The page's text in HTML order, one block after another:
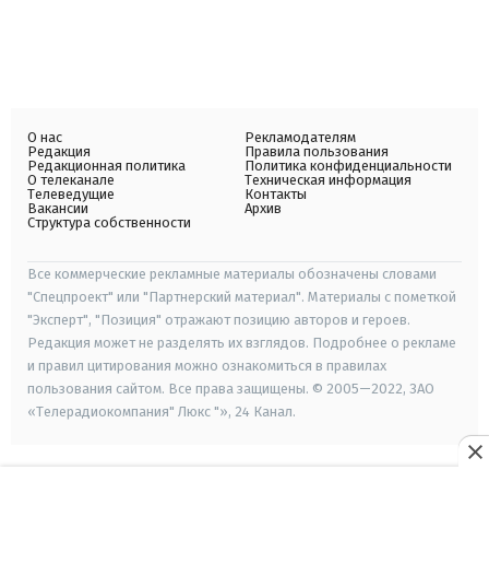
О нас
Редакция
Редакционная политика
О телеканале
Телеведущие
Вакансии
Структура собственности
Рекламодателям
Правила пользования
Политика конфиденциальности
Техническая информация
Контакты
Архив
Все коммерческие рекламные материалы обозначены словами
"Спецпроект" или "Партнерский материал". Материалы с пометкой
"Эксперт", "Позиция" отражают позицию авторов и героев.
Редакция может не разделять их взглядов. Подробнее о рекламе
и правил цитирования можно ознакомиться в правилах
пользования сайтом. Все права защищены. © 2005—2022, ЗАО
«Телерадиокомпания" Люкс "», 24 Канал.